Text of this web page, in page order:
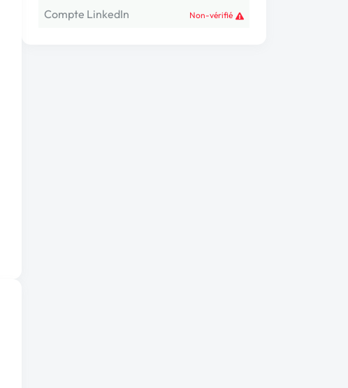
Compte LinkedIn Non-vérifié